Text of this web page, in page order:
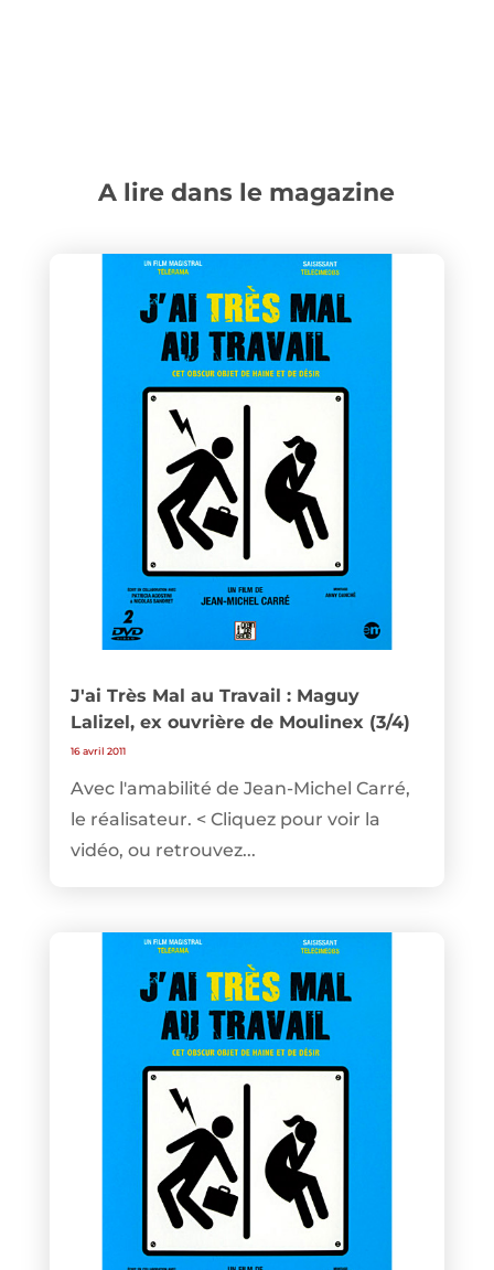
A lire dans le magazine
J'ai Très Mal au Travail : Maguy
Lalizel, ex ouvrière de Moulinex (3/4)
16 avril 2011
Avec l'amabilité de Jean-Michel Carré,
le réalisateur. < Cliquez pour voir la
vidéo, ou retrouvez...